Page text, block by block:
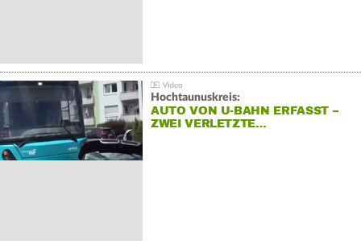
Hochtaunuskreis:
AUTO VON U-BAHN ERFASST –
ZWEI VERLETZTE…